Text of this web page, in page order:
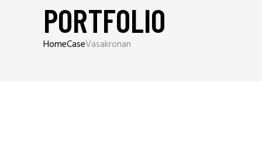
PORTFOLIO
HomeCaseVasakronan